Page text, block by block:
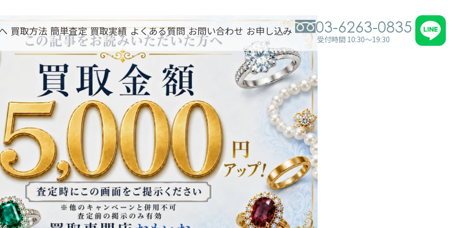
買取方法 簡単査定 買取実績 よくある質問 お問い合わせ お申し込み 03-6263-0835
受付時間 10:30～19:30